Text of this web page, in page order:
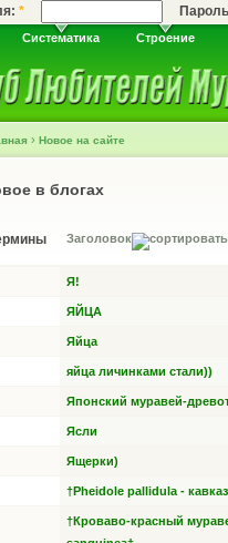
*
Систематика Строение
› Новое на сайте
в блогах
Заголовок
Я!
ЯЙЦА
Яйца
яйца личинками стали))
Японский муравей-
Ясли
Ящерки)
†Pheidole pallidula -
†Кроваво-красный